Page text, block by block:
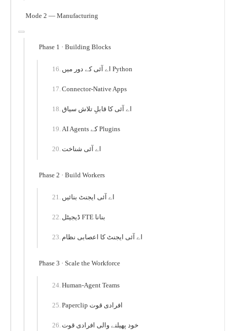
Mode 2 — Manufacturing
Phase 1 · Building Blocks
اے آئی کے دور میں Python
Connector-Native Apps
اے آئی کا قابلِ تلاش سیاق
AI Agents کے Plugins
اے آئی شناخت
Phase 2 · Build Workers
اے آئی ایجنٹ بنائیں
ڈیجیٹل FTE بنانا
اے آئی ایجنٹ کا اعصابی نظام
Phase 3 · Scale the Workforce
Human-Agent Teams
Paperclip افرادی قوت
خود پھیلنے والی افرادی قوت